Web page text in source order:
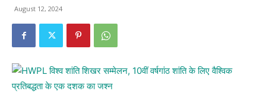
August 12, 2024